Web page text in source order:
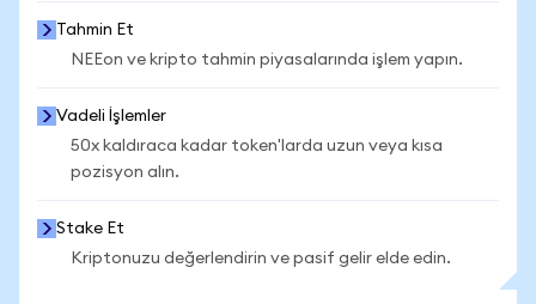
Tahmin Et
NEEon ve kripto tahmin piyasalarında işlem yapın.
Vadeli İşlemler
50x kaldıraca kadar token'larda uzun veya kısa
pozisyon alın.
Stake Et
Kriptonuzu değerlendirin ve pasif gelir elde edin.